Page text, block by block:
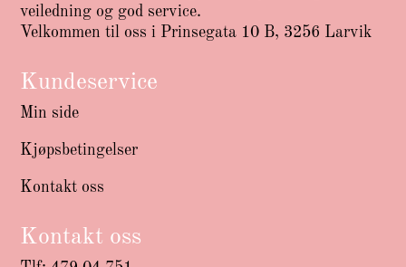
veiledning og god service.
Velkommen til oss i Prinsegata 10 B, 3256 Larvik
Kundeservice
Min side
Kjøpsbetingelser
Kontakt oss
Kontakt oss